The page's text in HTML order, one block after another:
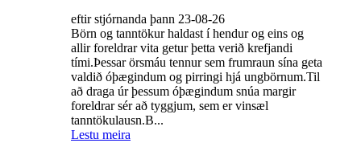
eftir stjórnanda þann 23-08-26
Börn og tanntökur haldast í hendur og eins og
allir foreldrar vita getur þetta verið krefjandi
tími.Þessar örsmáu tennur sem frumraun sína geta
valdið óþægindum og pirringi hjá ungbörnum.Til
að draga úr þessum óþægindum snúa margir
foreldrar sér að tyggjum, sem er vinsæl
tanntökulausn.B...
Lestu meira